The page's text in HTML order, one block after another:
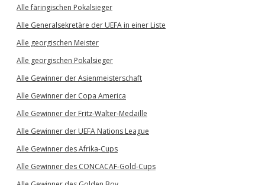
Alle färingischen Pokalsieger
Alle Generalsekretäre der UEFA in einer Liste
Alle georgischen Meister
Alle georgischen Pokalsieger
Alle Gewinner der Asienmeisterschaft
Alle Gewinner der Copa America
Alle Gewinner der Fritz-Walter-Medaille
Alle Gewinner der UEFA Nations League
Alle Gewinner des Afrika-Cups
Alle Gewinner des CONCACAF-Gold-Cups